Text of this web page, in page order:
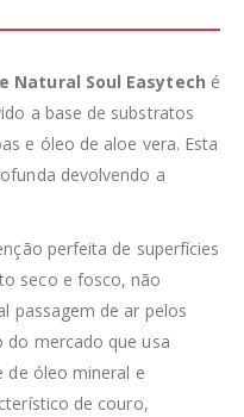
Natural Soul Easytech é
a base de substratos
e óleo de aloe vera. Esta
devolvendo a
perfeita de superfícies
seco e fosco, não
passagem de ar pelos
mercado que usa
de óleo mineral e
de couro,